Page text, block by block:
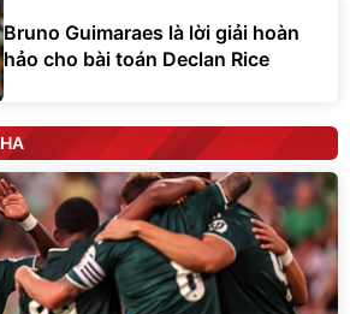
Bruno Guimaraes là lời giải hoàn
hảo cho bài toán Declan Rice